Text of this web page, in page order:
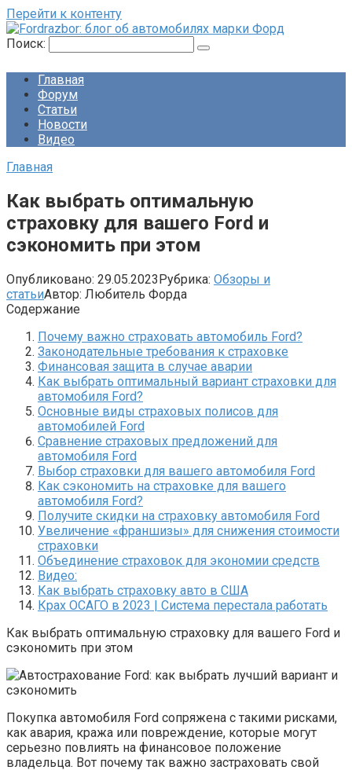
Перейти к контенту
Поиск:
Главная
Форум
Статьи
Новости
Видео
Главная
Как выбрать оптимальную
страховку для вашего Ford и
сэкономить при этом
Опубликовано: 29.05.2023Рубрика: Обзоры и
статьиАвтор: Любитель Форда
Содержание
Почему важно страховать автомобиль Ford?
Законодательные требования к страховке
Финансовая защита в случае аварии
Как выбрать оптимальный вариант страховки для
автомобиля Ford?
Основные виды страховых полисов для
автомобилей Ford
Сравнение страховых предложений для
автомобиля Ford
Выбор страховки для вашего автомобиля Ford
Как сэкономить на страховке для вашего
автомобиля Ford?
Получите скидки на страховку автомобиля Ford
Увеличение «франшизы» для снижения стоимости
страховки
Объединение страховок для экономии средств
Видео:
Как выбрать страховку авто в США
Крах ОСАГО в 2023 | Система перестала работать
Как выбрать оптимальную страховку для вашего Ford и
сэкономить при этом
Покупка автомобиля Ford сопряжена с такими рисками,
как авария, кража или повреждение, которые могут
серьезно повлиять на финансовое положение
владельца. Вот почему так важно застраховать свой